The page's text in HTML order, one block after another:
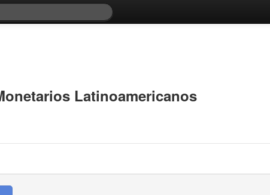
Latinoamericanos